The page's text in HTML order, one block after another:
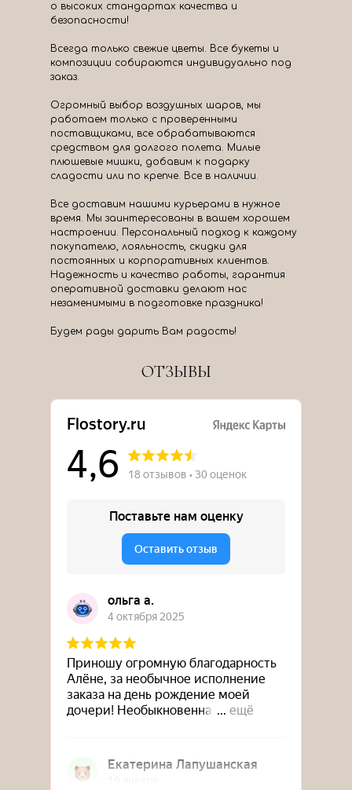
о высоких стандартах качества и
безопасности!
Всегда только свежие цветы. Все букеты и
композиции собираются индивидуально под
заказ.
Огромный выбор воздушных шаров, мы
работаем только с проверенными
поставщиками, все обрабатываются
средством для долгого полета. Милые
плюшевые мишки, добавим к подарку
сладости или по крепче. Все в наличии.
Все доставим нашими курьерами в нужное
время. Мы заинтересованы в вашем хорошем
настроении. Персональный подход к каждому
покупателю, лояльность, скидки для
постоянных и корпоративных клиентов.
Надежность и качество работы, гарантия
оперативной доставки делают нас
незаменимыми в подготовке праздника!
Будем рады дарить Вам радость!
ОТЗЫВЫ